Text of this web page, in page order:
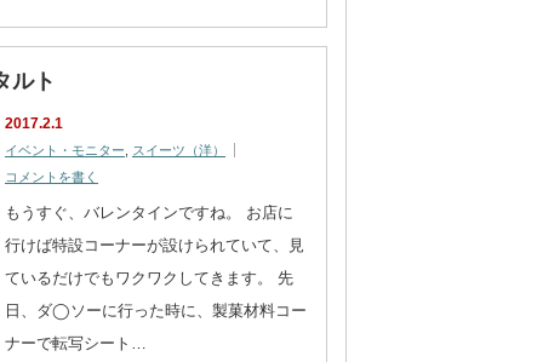
ルト
2017.2.1
イベント・モニター
スイーツ（洋）
コメントを書く
もうすぐ、バレンタインですね。 お店に
行けば特設コーナーが設けられていて、見
ているだけでもワクワクしてきます。 先
日、ダ◯ソーに行った時に、製菓材料コー
ナーで転写シート…